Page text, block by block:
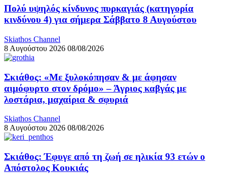
Πολύ υψηλός κίνδυνος πυρκαγιάς (κατηγορία
κινδύνου 4) για σήμερα Σάββατο 8 Αυγούστου
Skiathos Channel
8 Αυγούστου 2026 08/08/2026
Σκιάθος: «Με ξυλοκόπησαν & με άφησαν
αιμόφυρτο στον δρόμο» – Άγριος καβγάς με
λοστάρια, μαχαίρια & σφυριά
Skiathos Channel
8 Αυγούστου 2026 08/08/2026
Σκιάθος: Έφυγε από τη ζωή σε ηλικία 93 ετών ο
Απόστολος Κουκιάς